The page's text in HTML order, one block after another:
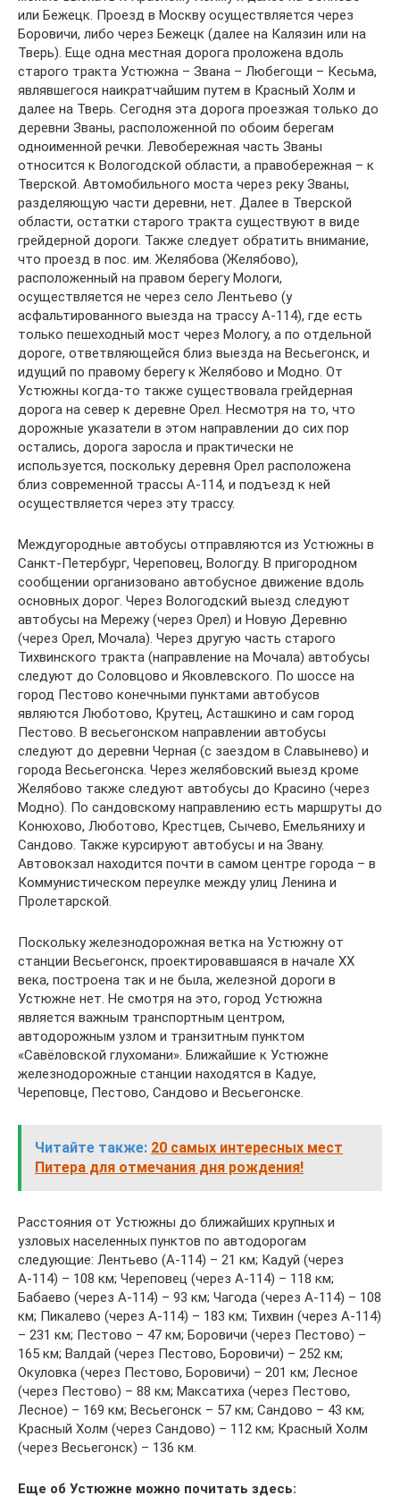
или Бежецк. Проезд в Москву осуществляется через
Боровичи, либо через Бежецк (далее на Калязин или на
Тверь). Еще одна местная дорога проложена вдоль
старого тракта Устюжна – Звана – Любегощи – Кесьма,
являвшегося наикратчайшим путем в Красный Холм и
далее на Тверь. Сегодня эта дорога проезжая только до
деревни Званы, расположенной по обоим берегам
одноименной речки. Левобережная часть Званы
относится к Вологодской области, а правобережная – к
Тверской. Автомобильного моста через реку Званы,
разделяющую части деревни, нет. Далее в Тверской
области, остатки старого тракта существуют в виде
грейдерной дороги. Также следует обратить внимание,
что проезд в пос. им. Желябова (Желябово),
расположенный на правом берегу Мологи,
осуществляется не через село Лентьево (у
асфальтированного выезда на трассу А-114), где есть
только пешеходный мост через Мологу, а по отдельной
дороге, ответвляющейся близ выезда на Весьегонск, и
идущий по правому берегу к Желябово и Модно. От
Устюжны когда-то также существовала грейдерная
дорога на север к деревне Орел. Несмотря на то, что
дорожные указатели в этом направлении до сих пор
остались, дорога заросла и практически не
используется, поскольку деревня Орел расположена
близ современной трассы А-114, и подъезд к ней
осуществляется через эту трассу.
Междугородные автобусы отправляются из Устюжны в
Санкт-Петербург, Череповец, Вологду. В пригородном
сообщении организовано автобусное движение вдоль
основных дорог. Через Вологодский выезд следуют
автобусы на Мережу (через Орел) и Новую Деревню
(через Орел, Мочала). Через другую часть старого
Тихвинского тракта (направление на Мочала) автобусы
следуют до Соловцово и Яковлевского. По шоссе на
город Пестово конечными пунктами автобусов
являются Люботово, Крутец, Асташкино и сам город
Пестово. В весьегонском направлении автобусы
следуют до деревни Черная (с заездом в Славынево) и
города Весьегонска. Через желябовский выезд кроме
Желябово также следуют автобусы до Красино (через
Модно). По сандовскому направлению есть маршруты до
Конюхово, Люботово, Крестцев, Сычево, Емельяниху и
Сандово. Также курсируют автобусы и на Звану.
Автовокзал находится почти в самом центре города – в
Коммунистическом переулке между улиц Ленина и
Пролетарской.
Поскольку железнодорожная ветка на Устюжну от
станции Весьегонск, проектировавшаяся в начале ХХ
века, построена так и не была, железной дороги в
Устюжне нет. Не смотря на это, город Устюжна
является важным транспортным центром,
автодорожным узлом и транзитным пунктом
«Савёловской глухомани». Ближайшие к Устюжне
железнодорожные станции находятся в Кадуе,
Череповце, Пестово, Сандово и Весьегонске.
Читайте также: 20 самых интересных мест
Питера для отмечания дня рождения!
Расстояния от Устюжны до ближайших крупных и
узловых населенных пунктов по автодорогам
следующие: Лентьево (А-114) – 21 км; Кадуй (через
А-114) – 108 км; Череповец (через А-114) – 118 км;
Бабаево (через А-114) – 93 км; Чагода (через А-114) – 108
км; Пикалево (через А-114) – 183 км; Тихвин (через А-114)
– 231 км; Пестово – 47 км; Боровичи (через Пестово) –
165 км; Валдай (через Пестово, Боровичи) – 252 км;
Окуловка (через Пестово, Боровичи) – 201 км; Лесное
(через Пестово) – 88 км; Максатиха (через Пестово,
Лесное) – 169 км; Весьегонск – 57 км; Сандово – 43 км;
Красный Холм (через Сандово) – 112 км; Красный Холм
(через Весьегонск) – 136 км.
Еще об Устюжне можно почитать здесь: